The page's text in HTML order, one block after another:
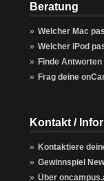
Beratung
» Welcher Mac
» Welcher iPod
» Finde
» Frag deine
Kontakt /
» Kontaktiere
» Gewinnspiel
» Über